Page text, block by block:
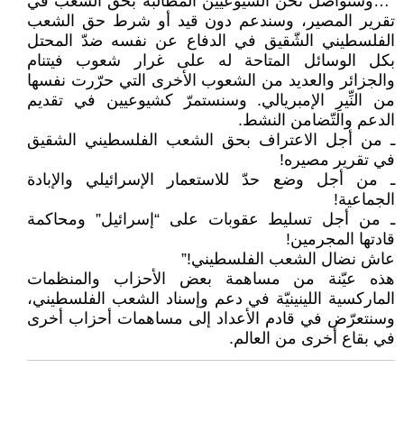
تقرير المصير، وسندعم دون قيد أو شرط حق الشعب
الفلسطيني الشّقيق في الدفاع عن نفسه ضدّ المحتل
بكل الوسائل المتاحة له على غرار شعوب فيتنام
والجزائر والعديد من الشعوب الأخرى التي حرّرت نفسها
من النِّيرِ الإمبريالي. وسنستمرّ كشيوعيين في تقديم
الدعم والتّضامن النشط.
ـ من أجل الاعتراف بحق الشعب الفلسطيني الشقيق
في تقرير مصيره!
ـ من أجل وضع حدّ للاستعمار الإسرائيلي والإبادة
الجماعية!
ـ من أجل تسليط عقوبات على “إسرائيل” ومحاكمة
قادتها المجرمين!
عاش نضال الشعب الفلسطيني!”
هذه عيّنة من مساهمة بعض الأحزاب والمنظمات
الماركسية اللينينيّة في دعم وإسناد الشعب الفلسطيني،
وسنتعرّض في قادم الأعداد إلى مساهمات أحزاب أخرى
في بقاع أخرى من العالم.